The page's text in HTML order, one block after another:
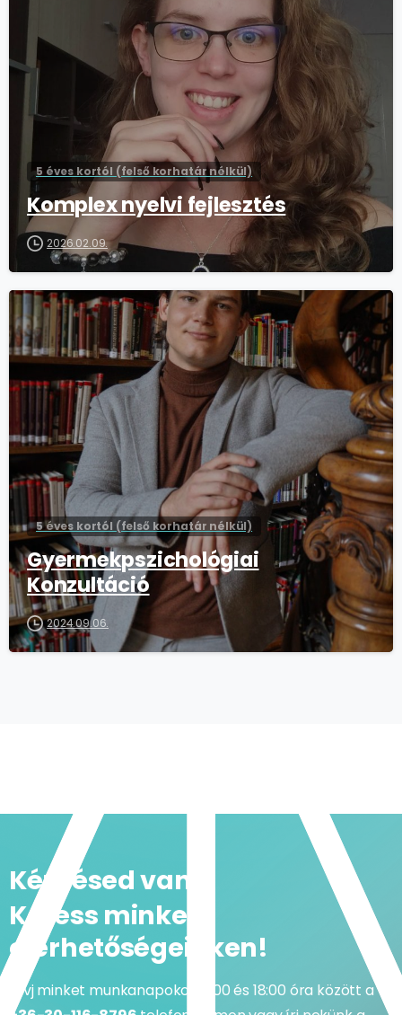
5 éves kortól (felső korhatár nélkül)
Komplex nyelvi fejlesztés
2026.02.09.
5 éves kortól (felső korhatár nélkül)
Gyermekpszichológiai
Konzultáció
2024.09.06.
Kérdésed van?
Keress minket
elérhetőségeinken!
Hívj minket munkanapokon 9:00 és 18:00 óra között a